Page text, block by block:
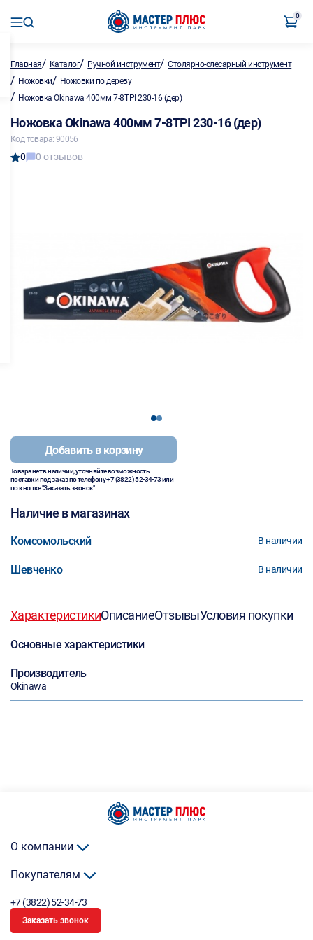
0
Главная/ Каталог/ Ручной инструмент/Столярно-слесарный инструмент
/ Ножовки/ Ножовки по дереву
/ Ножовка Okinawa 400мм 7-8TPI 230-16 (дер)
Ножовка Okinawa 400мм 7-8TPI 230-16 (дер)
Код товара: 90056
0 0 отзывов
12
Добавить в корзину
Товара нет в наличии, уточняйте возможность
поставки под заказ по телефону+7 (3822) 52-34-73или
по кнопке "Заказать звонок"
Наличие в магазинах
Комсомольский В наличии
Шевченко В наличии
ХарактеристикиОписаниеОтзывыУсловия покупки
Основные характеристики
Производитель
Okinawa
О компании
Покупателям
+7 (3822) 52-34-73
Заказать звонок